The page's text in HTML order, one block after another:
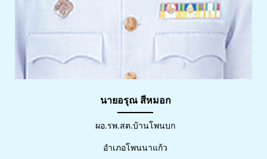
นายอรุณ สีหมอก
ผอ.รพ.สต.บ้านโพนบก
อำเภอโพนนาแก้ว